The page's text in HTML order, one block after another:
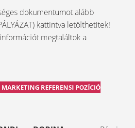
dokumentumot alább
kattintva letölthetitek!
megtaláltok a
REFERENSI POZÍCIÓ